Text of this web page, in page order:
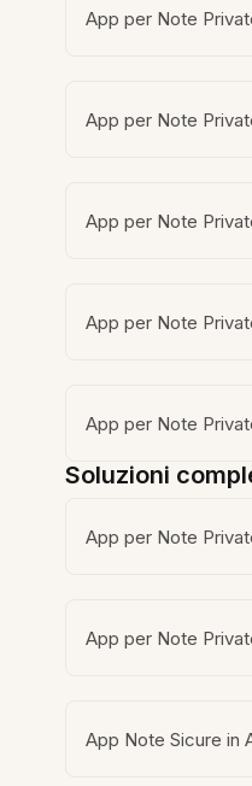
App per Note
App per Note
App per Note
App per Note
App per Note
Soluzioni
App per Note
App per Note
App Note Sicure in